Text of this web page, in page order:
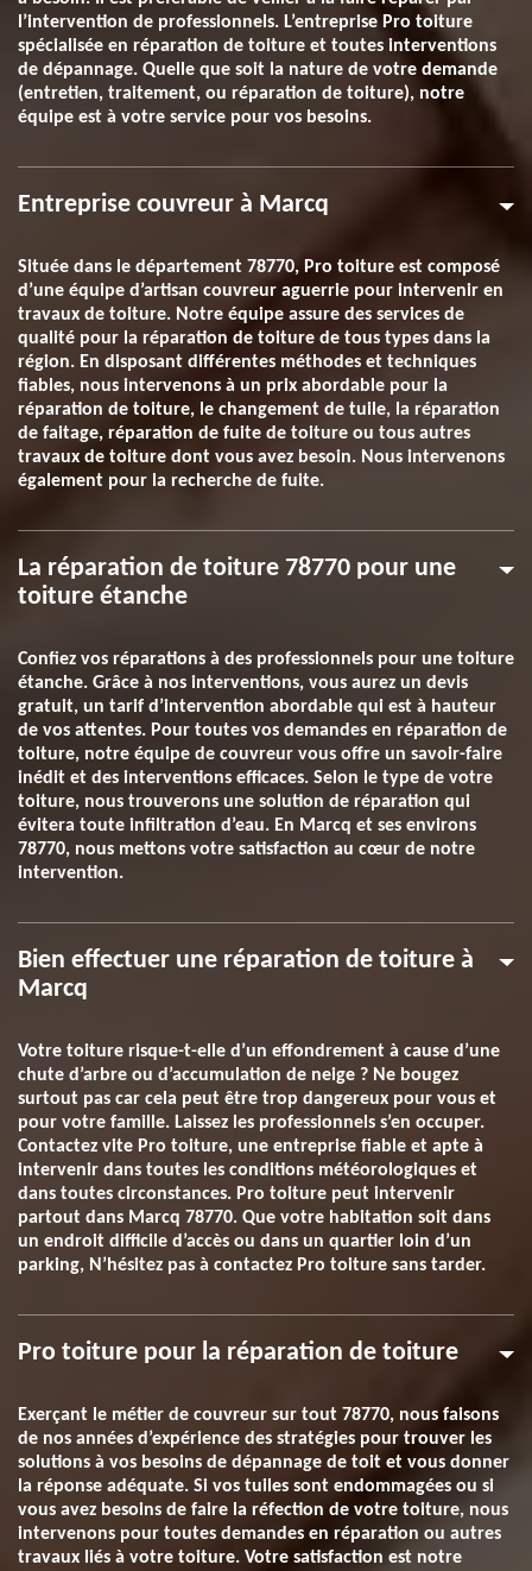
l’intervention de professionnels. L’entreprise Pro toiture
spécialisée en réparation de toiture et toutes interventions
de dépannage. Quelle que soit la nature de votre demande
(entretien, traitement, ou réparation de toiture), notre
équipe est à votre service pour vos besoins.
Entreprise couvreur à Marcq
Située dans le département 78770, Pro toiture est composé
d’une équipe d’artisan couvreur aguerrie pour intervenir en
travaux de toiture. Notre équipe assure des services de
qualité pour la réparation de toiture de tous types dans la
région. En disposant différentes méthodes et techniques
fiables, nous intervenons à un prix abordable pour la
réparation de toiture, le changement de tuile, la réparation
de faitage, réparation de fuite de toiture ou tous autres
travaux de toiture dont vous avez besoin. Nous intervenons
également pour la recherche de fuite.
La réparation de toiture 78770 pour une
toiture étanche
Confiez vos réparations à des professionnels pour une toiture
étanche. Grâce à nos interventions, vous aurez un devis
gratuit, un tarif d’intervention abordable qui est à hauteur
de vos attentes. Pour toutes vos demandes en réparation de
toiture, notre équipe de couvreur vous offre un savoir-faire
inédit et des interventions efficaces. Selon le type de votre
toiture, nous trouverons une solution de réparation qui
évitera toute infiltration d’eau. En Marcq et ses environs
78770, nous mettons votre satisfaction au cœur de notre
intervention.
Bien effectuer une réparation de toiture à
Marcq
Votre toiture risque-t-elle d’un effondrement à cause d’une
chute d’arbre ou d’accumulation de neige ? Ne bougez
surtout pas car cela peut être trop dangereux pour vous et
pour votre famille. Laissez les professionnels s’en occuper.
Contactez vite Pro toiture, une entreprise fiable et apte à
intervenir dans toutes les conditions météorologiques et
dans toutes circonstances. Pro toiture peut intervenir
partout dans Marcq 78770. Que votre habitation soit dans
un endroit difficile d’accès ou dans un quartier loin d’un
parking, N’hésitez pas à contactez Pro toiture sans tarder.
Pro toiture pour la réparation de toiture
Exerçant le métier de couvreur sur tout 78770, nous faisons
de nos années d’expérience des stratégies pour trouver les
solutions à vos besoins de dépannage de toit et vous donner
la réponse adéquate. Si vos tuiles sont endommagées ou si
vous avez besoins de faire la réfection de votre toiture, nous
intervenons pour toutes demandes en réparation ou autres
travaux liés à votre toiture. Votre satisfaction est notre